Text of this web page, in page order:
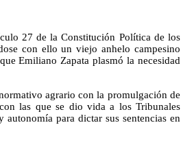
27 de la Constitución Política de los
con ello un viejo anhelo campesino
Emiliano Zapata plasmó la necesidad
agrario con la promulgación de
las que se dio vida a los Tribunales
para dictar sus sentencias en